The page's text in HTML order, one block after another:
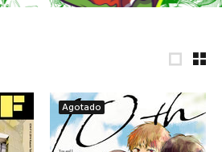
Agotado